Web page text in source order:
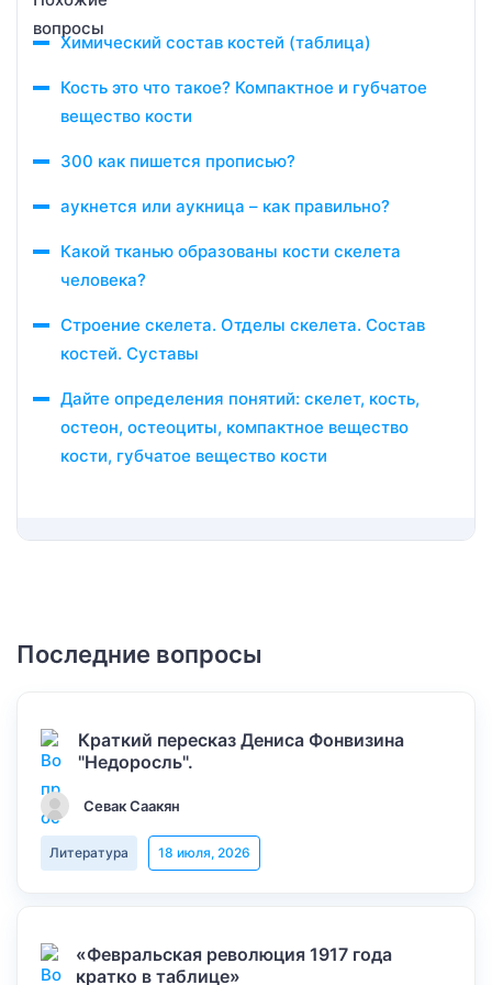
Химический состав костей (таблица)
Кость это что такое? Компактное и губчатое
вещество кости
300 как пишется прописью?
аукнется или аукница – как правильно?
Какой тканью образованы кости скелета
человека?
Строение скелета. Отделы скелета. Состав
костей. Суставы
Дайте определения понятий: скелет, кость,
остеон, остеоциты, компактное вещество
кости, губчатое вещество кости
Последние вопросы
Краткий пересказ Дениса Фонвизина
"Недоросль".
Севак Саакян
Литература 18 июля, 2026
«Февральская революция 1917 года
кратко в таблице»